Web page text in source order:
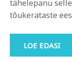
tähelepanu
tõukerataste
LOE EDASI